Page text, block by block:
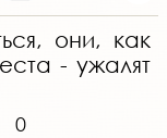
они, как
- ужалят
0